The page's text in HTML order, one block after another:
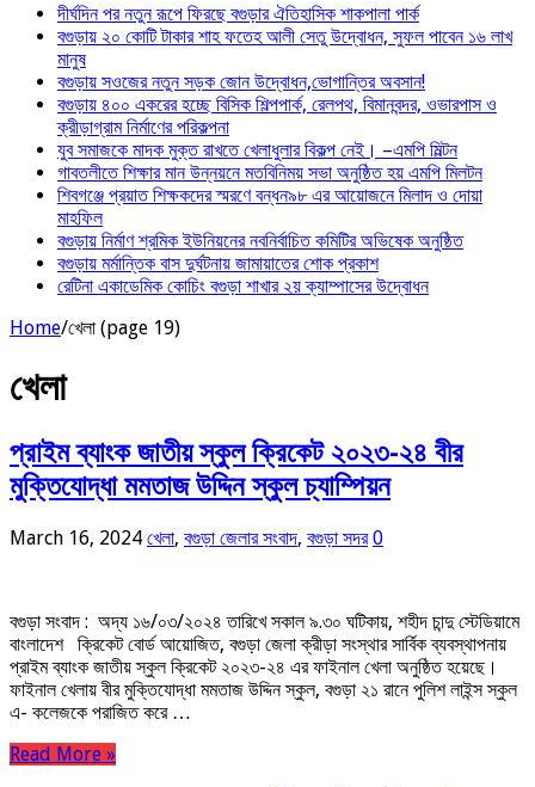
দীর্ঘদিন পর নতুন রূপে ফিরছে বগুড়ার ঐতিহাসিক শাকপালা পার্ক
বগুড়ায় ২০ কোটি টাকার শাহ ফতেহ আলী সেতু উদ্বোধন, সুফল পাবেন ১৬ লাখ
মানুষ
বগুড়ায় সওজের নতুন সড়ক জোন উদ্বোধন,ভোগান্তির অবসান!
বগুড়ায় ৪০০ একরের হচ্ছে বিসিক শিল্পপার্ক, রেলপথ, বিমানবন্দর, ওভারপাস ও
ক্রীড়াগ্রাম নির্মাণের পরিকল্পনা
যুব সমাজকে মাদক মুক্ত রাখতে খেলাধুলার বিকল্প নেই। –এমপি মিল্টন
‎গাবতলীতে শিক্ষার মান উন্নয়নে ‎মতবিনিময় সভা অনুষ্ঠিত হয় ‎এমপি মিলটন
শিবগঞ্জে প্রয়াত শিক্ষকদের স্মরণে বন্ধন৯৮ এর আয়োজনে মিলাদ ও দোয়া
মাহফিল
বগুড়ায় নির্মাণ শ্রমিক ইউনিয়নের নবনির্বাচিত কমিটির অভিষেক অনুষ্ঠিত
বগুড়ায় মর্মান্তিক বাস দুর্ঘটনায় জামায়াতের শোক প্রকাশ
রেটিনা একাডেমিক কোচিং বগুড়া শাখার ২য় ক্যাম্পাসের উদ্বোধন
Home/খেলা (page 19)
খেলা
প্রাইম ব্যাংক জাতীয় স্কুল ক্রিকেট ২০২৩-২৪ বীর
মুক্তিযোদ্ধা মমতাজ উদ্দিন স্কুল চ্যাম্পিয়ন
March 16, 2024 খেলা, বগুড়া জেলার সংবাদ, বগুড়া সদর 0
বগুড়া সংবাদ : অদ্য ১৬/০৩/২০২৪ তারিখে সকাল ৯.৩০ ঘটিকায়, শহীদ চান্দু স্টেডিয়ামে
বাংলাদেশ ক্রিকেট বোর্ড আয়োজিত, বগুড়া জেলা ক্রীড়া সংস্থার সার্বিক ব্যবস্থাপনায়
প্রাইম ব্যাংক জাতীয় স্কুল ক্রিকেট ২০২৩-২৪ এর ফাইনাল খেলা অনুষ্ঠিত হয়েছে।
ফাইনাল খেলায় বীর মুক্তিযোদ্ধা মমতাজ উদ্দিন স্কুল, বগুড়া ২১ রানে পুলিশ লাইন্স স্কুল
এ- কলেজকে পরাজিত করে …
Read More »